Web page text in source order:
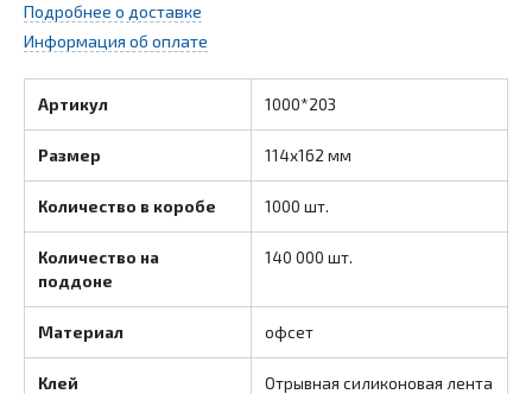
Подробнее о доставке
Информация об оплате
Артикул 1000*203
Размер 114х162 мм
Количество в коробе 1000 шт.
Количество на
поддоне
140 000 шт.
Материал офсет
Клей Отрывная силиконовая лента